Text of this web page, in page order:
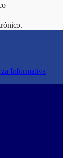
Informativa